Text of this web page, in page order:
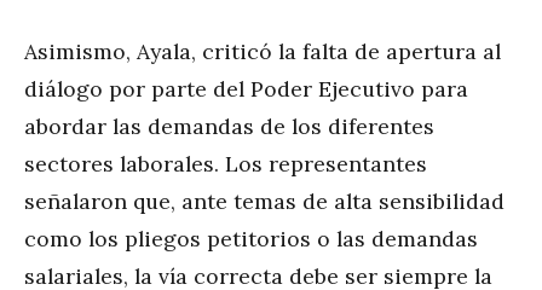
Asimismo, Ayala, criticó la falta de apertura al
diálogo por parte del Poder Ejecutivo para
abordar las demandas de los diferentes
sectores laborales. Los representantes
señalaron que, ante temas de alta sensibilidad
como los pliegos petitorios o las demandas
salariales, la vía correcta debe ser siempre la